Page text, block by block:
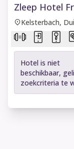
Zleep Hotel
Kelsterbach,
Hotel is niet
beschikbaar,
zoekcriteria te